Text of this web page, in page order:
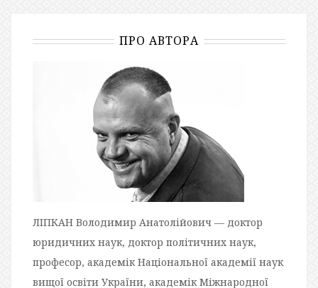
ПРО АВТОРА
ЛІПКАН Володимир Анатолійович — доктор
юридичних наук, доктор політичних наук,
професор, академік Національної академії наук
вищої освіти України, академік Міжнародної